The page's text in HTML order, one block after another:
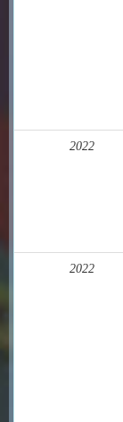
2022
2022